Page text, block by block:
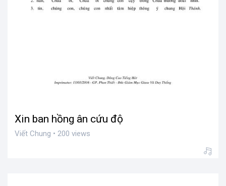
Xin ban hồng ân cứu độ
Viết Chung • 200 views